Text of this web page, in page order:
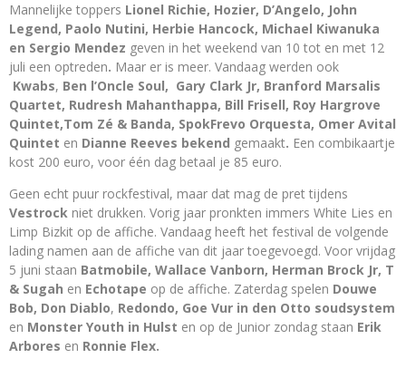
Mannelijke toppers Lionel Richie, Hozier, D’Angelo, John
Legend, Paolo Nutini, Herbie Hancock, Michael Kiwanuka
en Sergio Mendez geven in het weekend van 10 tot en met 12
juli een optreden. Maar er is meer. Vandaag werden ook
Kwabs, Ben l’Oncle Soul, Gary Clark Jr, Branford Marsalis
Quartet, Rudresh Mahanthappa, Bill Frisell, Roy Hargrove
Quintet,Tom Zé & Banda, SpokFrevo Orquesta, Omer Avital
Quintet en Dianne Reeves bekend gemaakt. Een combikaartje
kost 200 euro, voor één dag betaal je 85 euro.
Geen echt puur rockfestival, maar dat mag de pret tijdens
Vestrock niet drukken. Vorig jaar pronkten immers White Lies en
Limp Bizkit op de affiche. Vandaag heeft het festival de volgende
lading namen aan de affiche van dit jaar toegevoegd. Voor vrijdag
5 juni staan Batmobile, Wallace Vanborn, Herman Brock Jr, T
& Sugah en Echotape op de affiche. Zaterdag spelen Douwe
Bob, Don Diablo, Redondo, Goe Vur in den Otto soudsystem
en Monster Youth in Hulst en op de Junior zondag staan Erik
Arbores en Ronnie Flex.